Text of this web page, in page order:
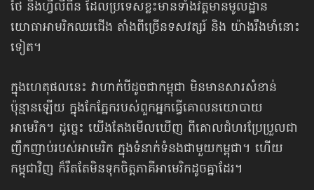
ថៃ និងហ្វីលីពីន ដែល​ប្រទេសខ្លះ​​មានទាំង​វត្តមាន​មូលដ្ឋាន
យោធាអាមរិកឈរជើង តាំងពីច្រើនទសវត្សរ៍ និង យ៉ាងរឹងមាំនោះ
ទៀត។
ក្នុងហេតុផលនេះ វាហាក់បីដូចជាកម្ពុជា មិនមានសារសំខាន់
ប៉ុន្មានឡើយ ក្នុងកែភ្នែករបស់ពួកអ្នក​ធ្វើគោល​នយោបាយ​
អាមេរិក។ ដូច្នេះ យើងតែង​មើលឃើញ ពីគោលជំហរប្រែប្រួលជា
ញឹកញាប់​របស់អាមេរិក ក្នុងទំនាក់ទំនង​​ជាមួយ​កម្ពុជា។ ហើយ​
កម្ពុជាវិញ ក៏រឹតតែមិនទុកចិត្ត​ភាគីអាមេរិក​ដូចគ្នាដែរ។